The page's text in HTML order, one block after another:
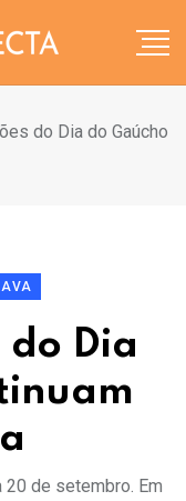
do Dia do Gaúcho
do Dia
20 de setembro. Em